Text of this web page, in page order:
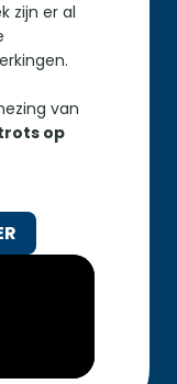
zijn er al
van
op